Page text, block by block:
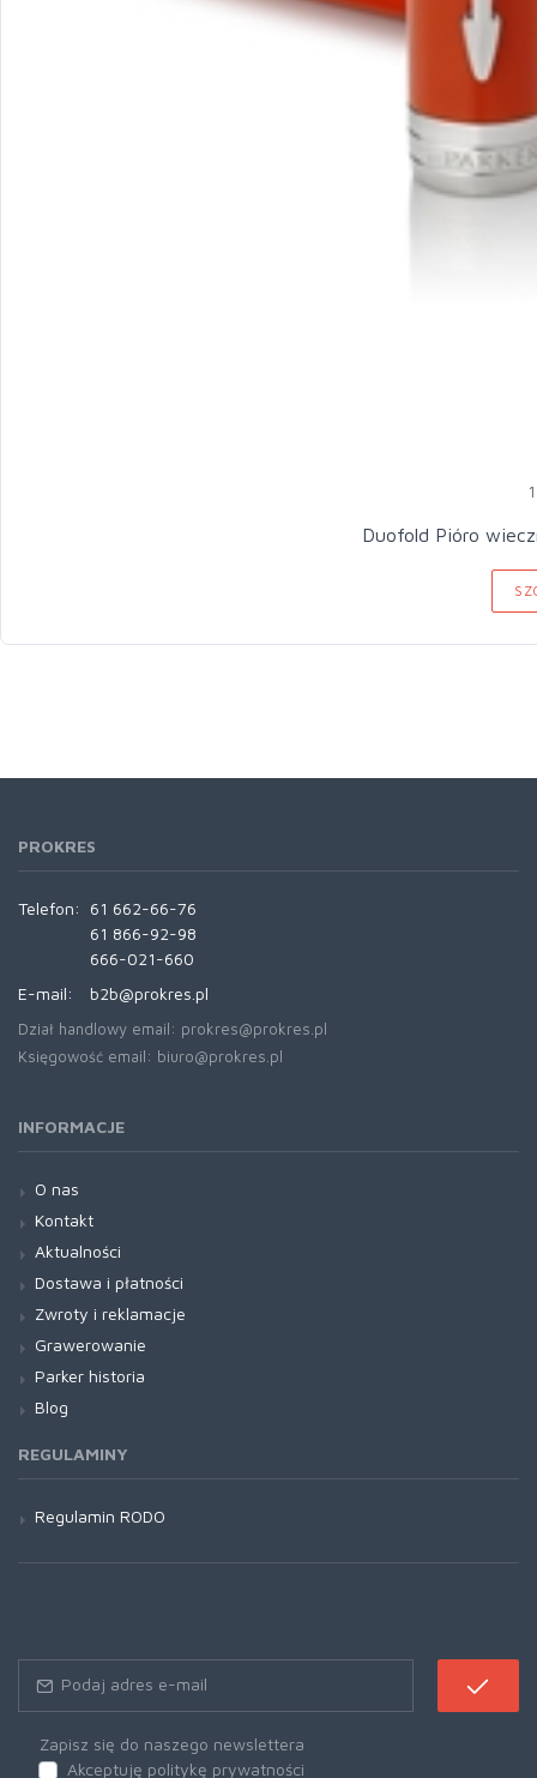
Duofold Pióro
PROKRES
Telefon:
61 662-66-76
61 866-92-98
666-021-660
E-mail:
b2b@prokres.pl
Dział handlowy email: prokres@prokres.pl
Księgowość email: biuro@prokres.pl
INFORMACJE
O nas
Kontakt
Aktualności
Dostawa i płatności
Zwroty i reklamacje
Grawerowanie
Parker historia
Blog
REGULAMINY
Regulamin RODO
Zapisz się do naszego newslettera
Akceptuję politykę prywatności